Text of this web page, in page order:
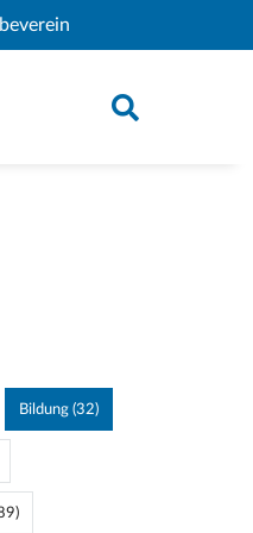
Bildung (32)